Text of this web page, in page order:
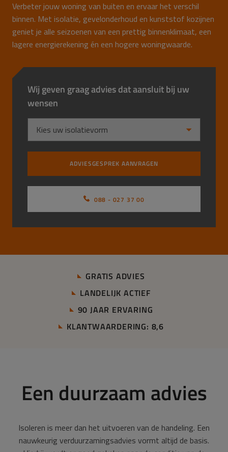
Verbeter jouw woning van buiten en ervaar het verschil
binnen. Met isolatie, gevelonderhoud en kunststof kozijnen
geniet je alle seizoenen van een prettig binnenklimaat, een
lagere energierekening én een hogere woningwaarde.
Wij geven graag advies dat aansluit bij uw
wensen
088 - 027 37 00
GRATIS ADVIES
LANDELIJK ACTIEF
90 JAAR ERVARING
KLANTWAARDERING: 8,6
Een duurzaam advies
Isoleren is meer dan het uitvoeren van de handeling. Een
nauwkeurig verduurzamingsadvies vormt altijd de basis.